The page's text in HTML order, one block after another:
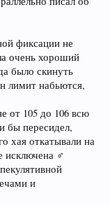
фиксации не
очень хороший
было скинуть
лимит набьются,
от 105 до 106 всю
бы пересидел,
хая откатывали на
исключена ‍♂️
и